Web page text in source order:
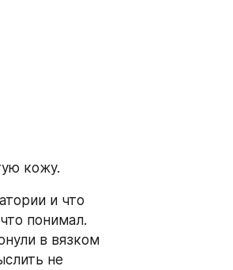
кожу.
и что
понимал.
в вязком
не